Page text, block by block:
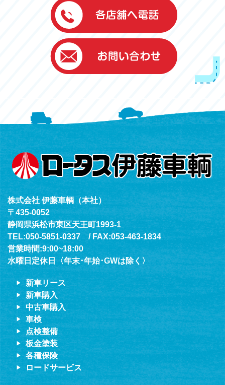
伊藤車輌（本社）
050-5851-0337
グッドワン浜松
050-5851-0338
浜北店
050-5851-0339
（年中無休24h対応）
株式会社 伊藤車輌（本社）
〒435-0052
静岡県浜松市東区天王町1993-1
TEL:050-5851-0337 / FAX:053-463-1834
営業時間:9:00~18:00
水曜日定休日〈年末･年始･GWは除く〉
新車リース
新車購入
中古車購入
車検
点検整備
板金塗装
各種保険
ロードサービス